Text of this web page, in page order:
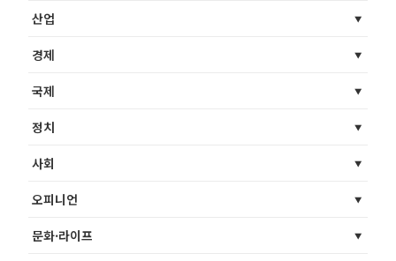
산업
경제
국제
정치
사회
오피니언
문화·라이프